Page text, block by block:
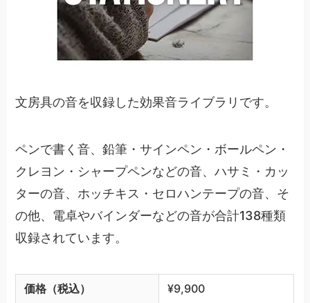
文房具の音を収録した効果音ライブラリです。
ペンで書く音、鉛筆・サインペン・ボールペン・
クレヨン・シャープペンなどの音、ハサミ・カッ
ターの音、ホッチキス・セロハンテープの音、そ
の他、電卓やバインダーなどの音が合計138種類
収録されています。
価格（税込） ¥9,900